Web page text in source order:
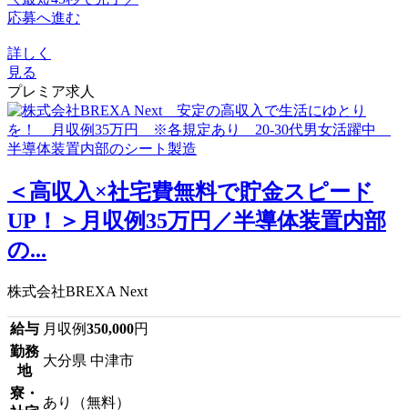
応募へ進む
詳しく
見る
プレミア求人
＜高収入×社宅費無料で貯金スピード
UP！＞月収例35万円／半導体装置内部
の...
株式会社BREXA Next
給与 月収例350,000円
勤務
地
大分県 中津市
寮・
あり（無料）